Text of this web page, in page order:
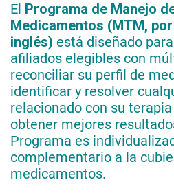
El Programa de Manejo
Medicamentos (MTM,
inglés) está diseñado
afiliados elegibles con
reconciliar su perfil de
identificar y resolver
relacionado con su
obtener mejores
Programa es
complementario a la
medicamentos.